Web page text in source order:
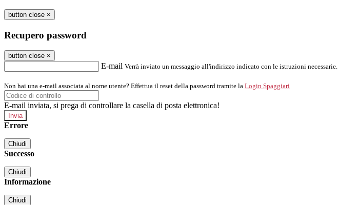
button close ×
Recupero password
button close ×
E-mail Verrà inviato un messaggio all'indirizzo indicato con le istruzioni necessarie.
Non hai una e-mail associata al nome utente? Effettua il reset della password tramite la Login Spaggiari
E-mail inviata, si prega di controllare la casella di posta elettronica!
Errore
Chiudi
Successo
Chiudi
Informazione
Chiudi